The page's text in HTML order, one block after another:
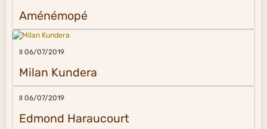
Aménémopé
Il 06/07/2019
Milan Kundera
Il 06/07/2019
Edmond Haraucourt